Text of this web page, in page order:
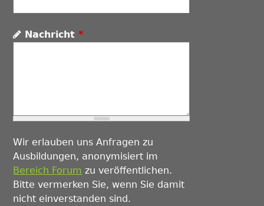
Nachricht*
Wir erlauben uns Anfragen zu
Ausbildungen, anonymisiert im
Bereich Forum zu veröffentlichen.
Bitte vermerken Sie, wenn Sie damit
nicht einverstanden sind.